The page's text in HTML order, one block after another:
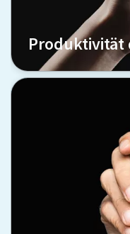
Produktivität